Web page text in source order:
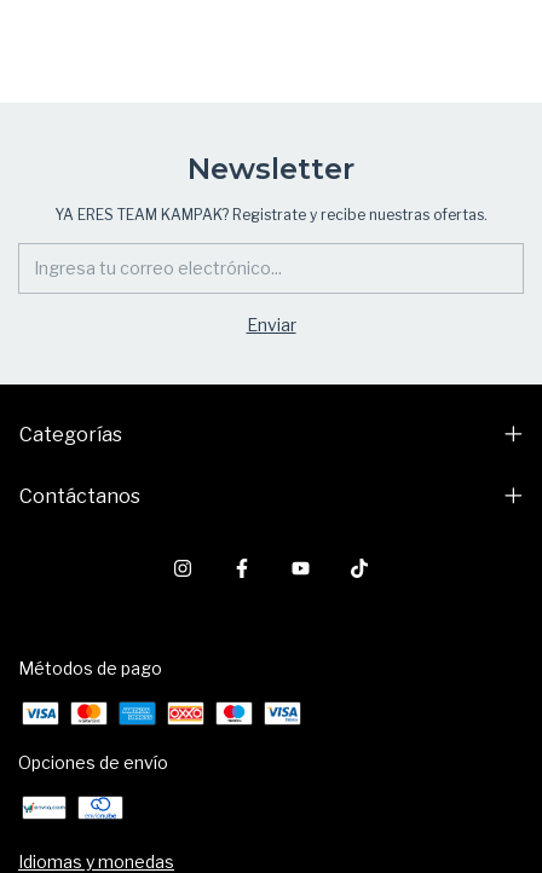
Newsletter
YA ERES TEAM KAMPAK? Registrate y recibe nuestras ofertas.
Categorías
Contáctanos
Métodos de pago
Opciones de envío
Idiomas y monedas